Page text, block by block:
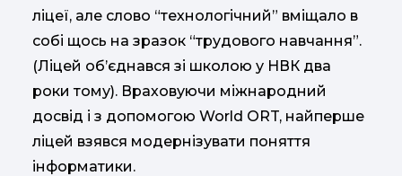
ліцеї, але слово “технологічний” вміщало в
собі щось на зразок “трудового навчання”.
(Ліцей об’єднався зі школою у НВК два
роки тому). Враховуючи міжнародний
досвід і з допомогою World ORT, найперше
ліцей взявся модернізувати поняття
інформатики.